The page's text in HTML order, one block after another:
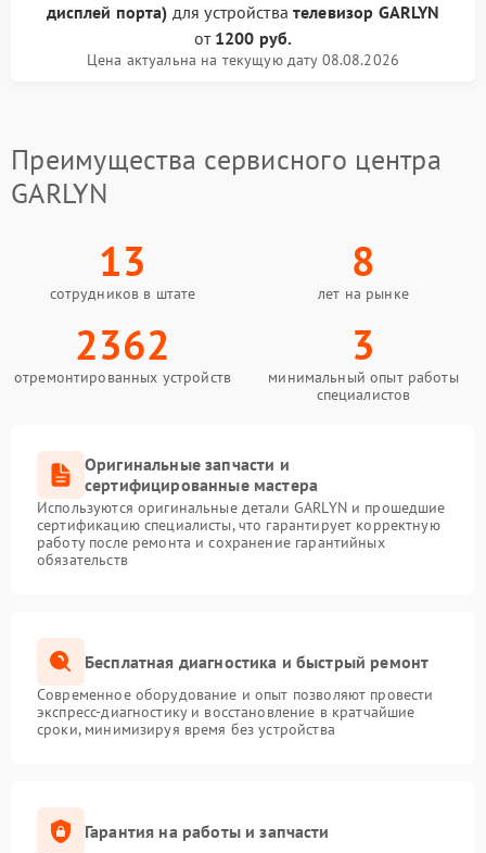
дисплей порта) для устройствателевизор GARLYN
от 1200 руб.
Цена актуальна на текущую дату 08.08.2026
Преимущества сервисного центра
GARLYN
13
сотрудников в штате
8
лет на рынке
2362
отремонтированных устройств
3
минимальный опыт работы
специалистов
Оригинальные запчасти и
сертифицированные мастера
Используются оригинальные детали GARLYN и прошедшие
сертификацию специалисты, что гарантирует корректную
работу после ремонта и сохранение гарантийных
обязательств
Бесплатная диагностика и быстрый ремонт
Современное оборудование и опыт позволяют провести
экспресс-диагностику и восстановление в кратчайшие
сроки, минимизируя время без устройства
Гарантия на работы и запчасти